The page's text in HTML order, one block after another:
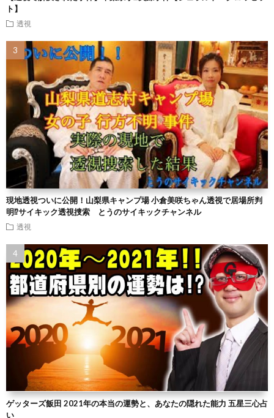
ト】
透視
現地透視ついに公開！山梨県キャンプ場 小倉美咲ちゃん透視で居場所判
明⁉︎サイキック透視捜索 とうのサイキックチャンネル
透視
ゲッターズ飯田 2021年の本当の運勢と、あなたの隠れた能力 五星三心占
い